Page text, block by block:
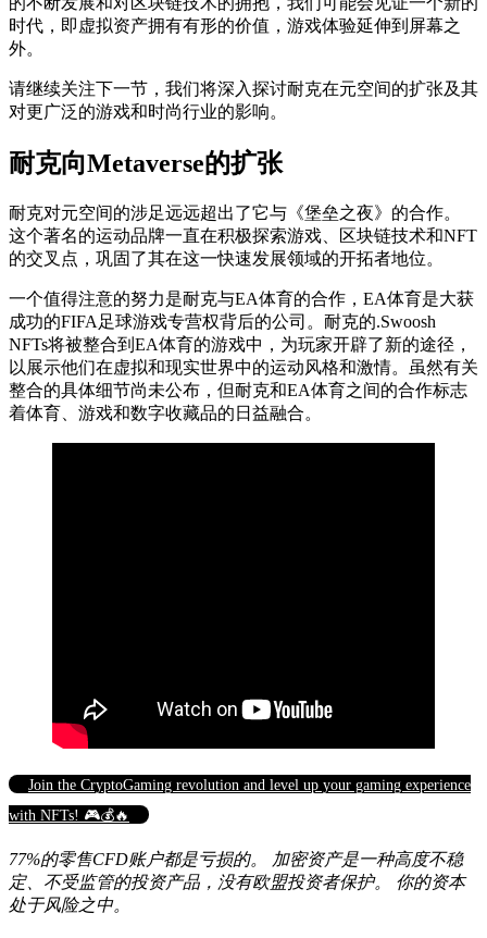
时代，即虚拟资产拥有有形的价值，游戏体验延伸到屏幕之
外。
请继续关注下一节，我们将深入探讨耐克在元空间的扩张及其
对更广泛的游戏和时尚行业的影响。
耐克向Metaverse的扩张
耐克对元空间的涉足远远超出了它与《堡垒之夜》的合作。
这个著名的运动品牌一直在积极探索游戏、区块链技术和NFT
的交叉点，巩固了其在这一快速发展领域的开拓者地位。
一个值得注意的努力是耐克与EA体育的合作，EA体育是大获
成功的FIFA足球游戏专营权背后的公司。耐克的.Swoosh
NFTs将被整合到EA体育的游戏中，为玩家开辟了新的途径，
以展示他们在虚拟和现实世界中的运动风格和激情。虽然有关
整合的具体细节尚未公布，但耐克和EA体育之间的合作标志
着体育、游戏和数字收藏品的日益融合。
Join the CryptoGaming revolution and level up your gaming experience
with NFTs! 🎮💰🔥
77%的零售CFD账户都是亏损的。 加密资产是一种高度不稳
定、不受监管的投资产品，没有欧盟投资者保护。 你的资本
处于风险之中。